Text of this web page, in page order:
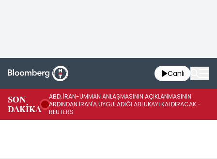
Canlı
SON
DAKİKA
ABD, İRAN-UMMAN ANLAŞMASININ AÇIKLANMASININ
ARDINDAN İRAN'A UYGULADIĞI ABLUKAYI KALDIRACAK -
REUTERS